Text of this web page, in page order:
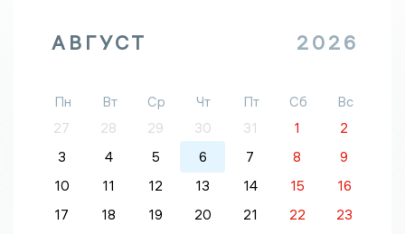
АВГУСТ 2026
Пн Вт Ср Чт Пт Сб
Вс
27
28 29 30 31 1
2
3
4 5 6 7 8
9
10
11 12 13 14 15
16
17
18 19 20 21 22
23